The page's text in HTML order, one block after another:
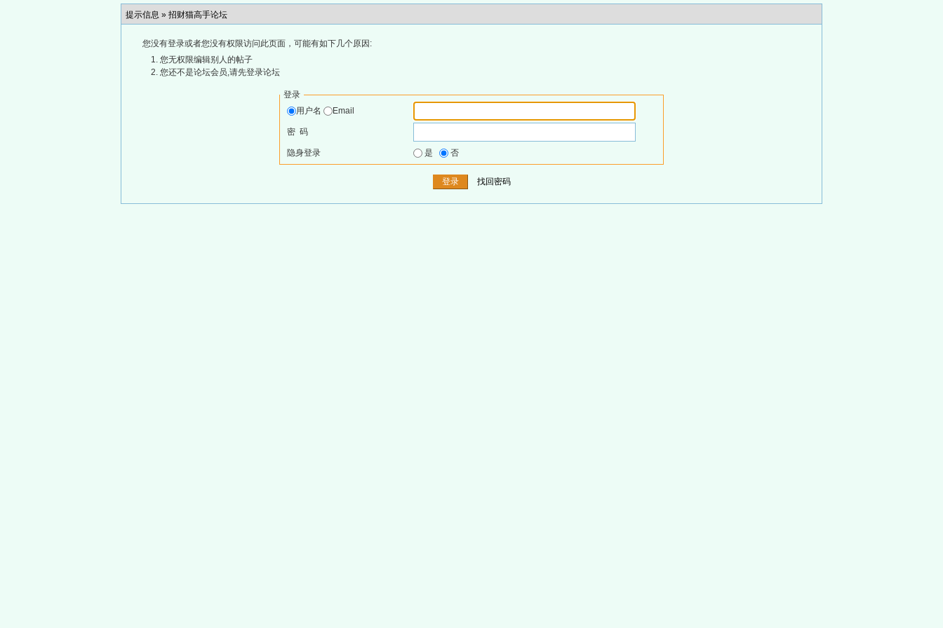
提示信息 » 招财猫高手论坛
您没有登录或者您没有权限访问此页面，可能有如下几个原因:
您无权限编辑别人的帖子
您还不是论坛会员,请先登录论坛
登录
用户名
Email
密 码
隐身登录 是 否
找回密码